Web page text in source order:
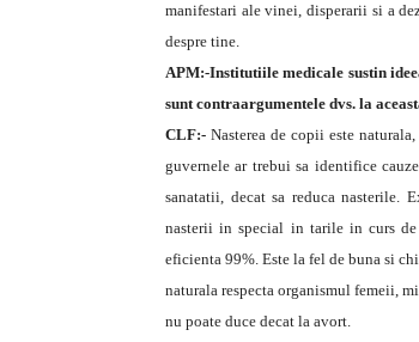
manifestari ale vinei, disperarii si a
despre tine.
APM:-Institutiile medicale sustin
sunt contraargumentele dvs. la
CLF:- Nasterea de copii este
guvernele ar trebui sa identifice
sanatatii, decat sa reduca nasterile.
nasterii in special in tarile in curs
eficienta 99%. Este la fel de buna si
naturala respecta organismul femeii,
nu poate duce decat la avort.